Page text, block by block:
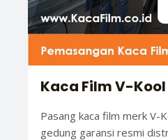
Kaca Film V-Kool
Pasang kaca film merk V-
gedung garansi resmi